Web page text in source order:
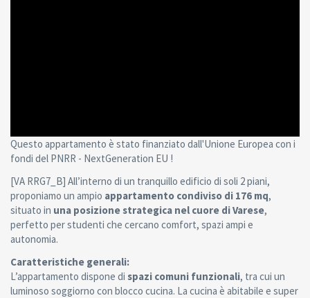
Questo appartamento è stato finanziato dall'Unione Europea con i
fondi del PNRR - NextGeneration EU !
[VA RRG7_B] All’interno di un tranquillo edificio di soli 2 piani,
proponiamo un ampio appartamento condiviso di 176 mq,
situato in una posizione strategica nel cuore di Varese,
perfetto per studenti che cercano comfort, spazi ampi e
autonomia.
Caratteristiche generali:
L’appartamento dispone di spazi comuni funzionali, tra cui un
luminoso soggiorno con blocco cucina. La cucina è abitabile e super